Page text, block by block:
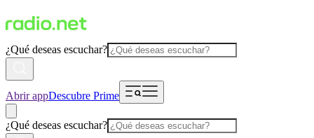
¿Qué deseas escuchar?
Abrir appDescubre Prime
¿Qué deseas escuchar?